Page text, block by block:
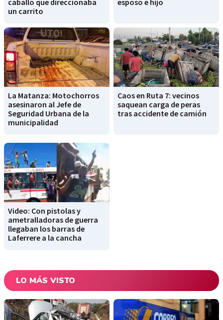
un carrito
La Matanza: Motochorros
asesinaron al Jefe de
Seguridad Urbana de la
municipalidad
Caos en Ruta 7: vecinos
saquean carga de peras
tras accidente de camión
Video: Con pistolas y
ametralladoras de guerra
llegaban los barras de
Laferrere a la cancha
LO MÁS VISTO